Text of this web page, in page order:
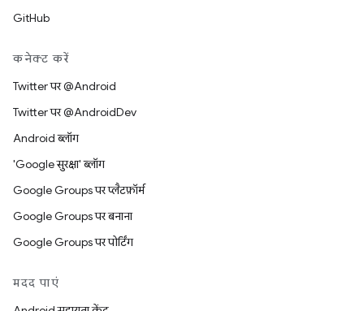
GitHub
कनेक्ट करें
Twitter पर @Android
Twitter पर @AndroidDev
Android ब्लॉग
'Google सुरक्षा' ब्लॉग
Google Groups पर प्लैटफ़ॉर्म
Google Groups पर बनाना
Google Groups पर पोर्टिंग
मदद पाएं